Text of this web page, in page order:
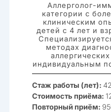
Аллерголог-
категории с
клиническим
детей с 4 лет и
методах
индивидуальным
Стаж работы (лет): 42
Стоимость приёма:
Повторный приём: